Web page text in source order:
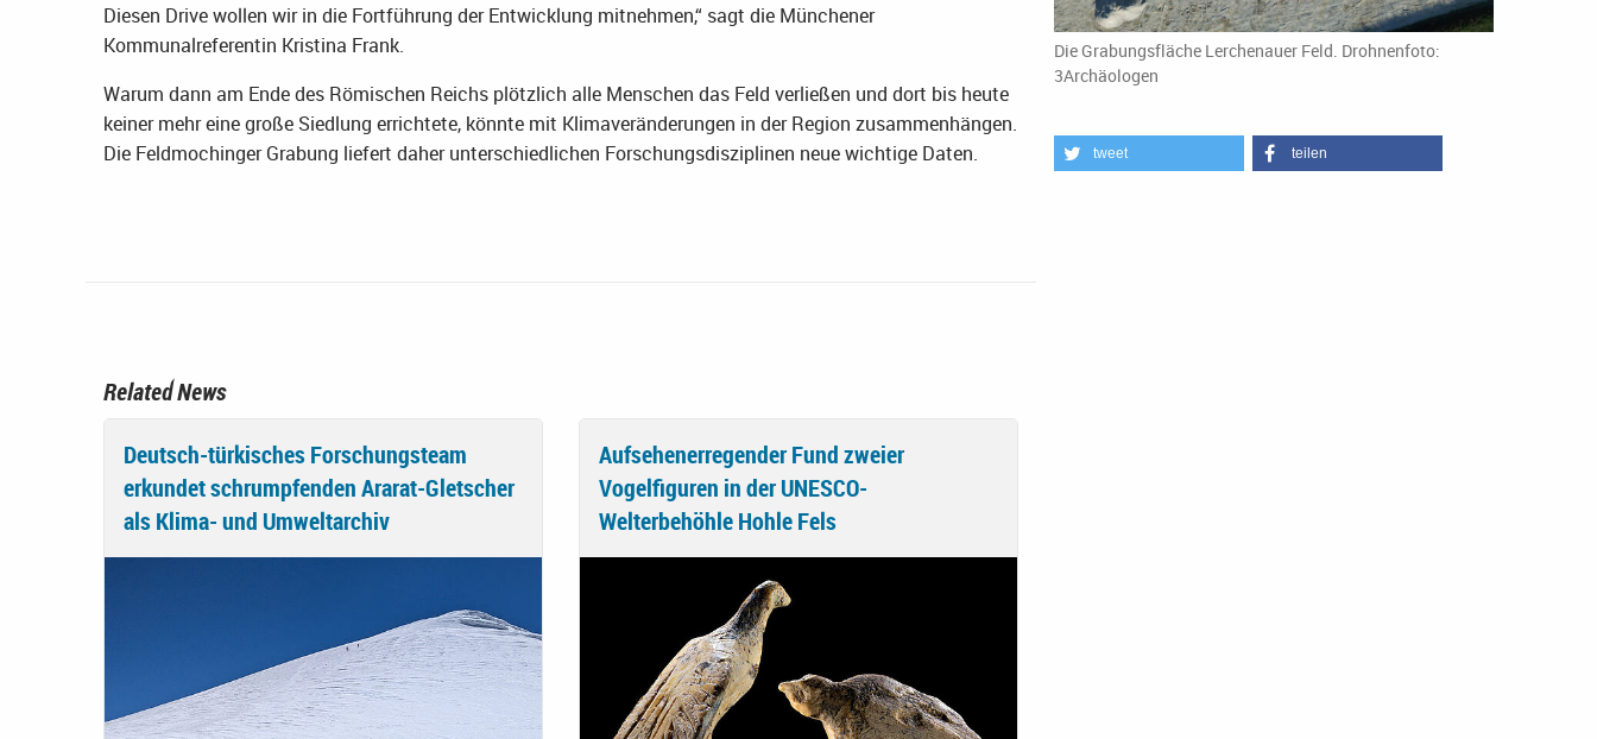
Diesen Drive wollen wir in die Fortführung der Entwicklung mitnehmen,“ sagt die Münchener
Kommunalreferentin Kristina Frank.
Warum dann am Ende des Römischen Reichs plötzlich alle Menschen das Feld verließen und dort bis heute
keiner mehr eine große Siedlung errichtete, könnte mit Klimaveränderungen in der Region zusammenhängen.
Die Feldmochinger Grabung liefert daher unterschiedlichen Forschungsdisziplinen neue wichtige Daten.
Die Grabungsfläche Lerchenauer Feld. Drohnenfoto:
3Archäologen
tweet teilen
Related News
Deutsch-türkisches Forschungsteam
erkundet schrumpfenden Ararat-Gletscher
als Klima- und Umweltarchiv
Aufsehenerregender Fund zweier
Vogelfiguren in der UNESCO-
Welterbehöhle Hohle Fels